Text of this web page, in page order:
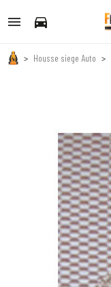
directions_car
Housse siege Auto